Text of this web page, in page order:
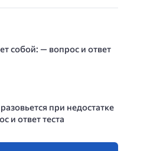
собой: — вопрос и ответ
при недостатке
и ответ теста